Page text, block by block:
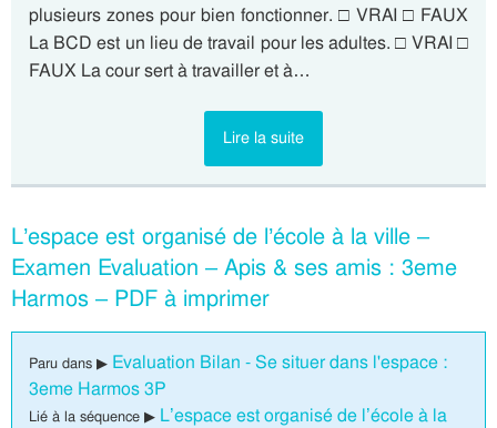
plusieurs zones pour bien fonctionner. □ VRAI □ FAUX
La BCD est un lieu de travail pour les adultes. □ VRAI □
FAUX La cour sert à travailler et à…
Lire la suite
L’espace est organisé de l’école à la ville –
Examen Evaluation – Apis & ses amis : 3eme
Harmos – PDF à imprimer
Paru dans ▶ Evaluation Bilan - Se situer dans l'espace :
3eme Harmos 3P
Lié à la séquence ▶ L’espace est organisé de l’école à la